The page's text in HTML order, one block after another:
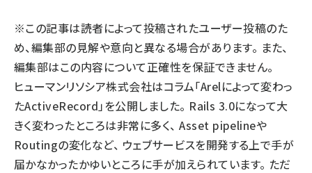
meo (1274)
llmo (1160)
※この記事は読者によって投稿されたユーザー投稿のた
め、編集部の見解や意向と異なる場合があります。 また、
編集部はこの内容について正確性を保証できません。
ヒューマンリソシア株式会社はコラム「Arelによって変わっ
たActiveRecord」を公開しました。 Rails 3.0になって大
きく変わったところは非常に多く、 Asset pipelineや
Routingの変化など、 ウェブサービスを開発する上で手が
届かなかったかゆいところに手が加えられています。 ただ